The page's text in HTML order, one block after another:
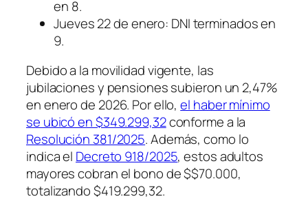
en 8.
Jueves 22 de enero: DNI terminados en
9.
Debido a la movilidad vigente, las
jubilaciones y pensiones subieron un 2,47%
en enero de 2026. Por ello,el haber mínimo
se ubicó en $349.299,32conforme a la
Resolución 381/2025. Además, como lo
indica el Decreto 918/2025, estos adultos
mayores cobran el bono de $$70.000,
totalizando $419.299,32.